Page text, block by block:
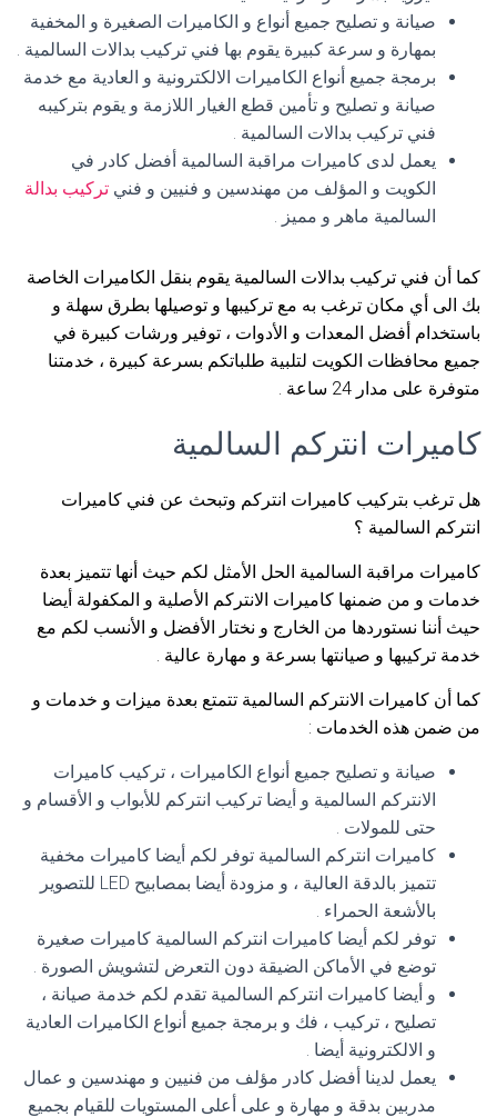
صيانة و تصليح جميع أنواع و الكاميرات الصغيرة و المخفية
بمهارة و سرعة كبيرة يقوم بها فني تركيب بدالات السالمية .
برمجة جميع أنواع الكاميرات الالكترونية و العادية مع خدمة
صيانة و تصليح و تأمين قطع الغيار اللازمة و يقوم بتركيبه
فني تركيب بدالات السالمية .
يعمل لدى كاميرات مراقبة السالمية أفضل كادر في
الكويت و المؤلف من مهندسين و فنيين و فني تركيب بدالة
السالمية ماهر و مميز .
كما أن فني تركيب بدالات السالمية يقوم بنقل الكاميرات الخاصة
بك الى أي مكان ترغب به مع تركيبها و توصيلها بطرق سهلة و
باستخدام أفضل المعدات و الأدوات ، توفير ورشات كبيرة في
جميع محافظات الكويت لتلبية طلباتكم بسرعة كبيرة ، خدمتنا
متوفرة على مدار 24 ساعة .
كاميرات انتركم السالمية
هل ترغب بتركيب كاميرات انتركم وتبحث عن فني كاميرات
انتركم السالمية ؟
كاميرات مراقبة السالمية الحل الأمثل لكم حيث أنها تتميز بعدة
خدمات و من ضمنها كاميرات الانتركم الأصلية و المكفولة أيضا
حيث أننا نستوردها من الخارج و نختار الأفضل و الأنسب لكم مع
خدمة تركيبها و صيانتها بسرعة و مهارة عالية .
كما أن كاميرات الانتركم السالمية تتمتع بعدة ميزات و خدمات و
من ضمن هذه الخدمات :
صيانة و تصليح جميع أنواع الكاميرات ، تركيب كاميرات
الانتركم السالمية و أيضا تركيب انتركم للأبواب و الأقسام و
حتى للمولات .
كاميرات انتركم السالمية توفر لكم أيضا كاميرات مخفية
تتميز بالدقة العالية ، و مزودة أيضا بمصابيح LED للتصوير
بالأشعة الحمراء .
توفر لكم أيضا كاميرات انتركم السالمية كاميرات صغيرة
توضع في الأماكن الضيقة دون التعرض لتشويش الصورة .
و أيضا كاميرات انتركم السالمية تقدم لكم خدمة صيانة ،
تصليح ، تركيب ، فك و برمجة جميع أنواع الكاميرات العادية
و الالكترونية أيضا .
يعمل لدينا أفضل كادر مؤلف من فنيين و مهندسين و عمال
مدربين بدقة و مهارة و على أعلى المستويات للقيام بجميع